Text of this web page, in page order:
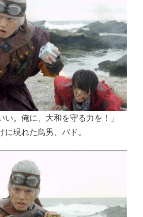
。俺に、大和を守る力を！」
現れた鳥男、バド。